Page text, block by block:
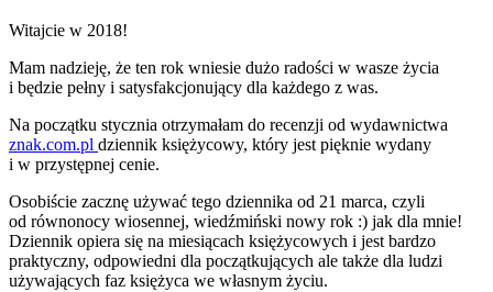
Witajcie w 2018!
Mam nadzieję, że ten rok wniesie dużo radości w wasze życia
i będzie pełny i satysfakcjonujący dla każdego z was.
Na początku stycznia otrzymałam do recenzji od wydawnictwa
znak.com.pl dziennik księżycowy, który jest pięknie wydany
i w przystępnej cenie.
Osobiście zacznę używać tego dziennika od 21 marca, czyli
od równonocy wiosennej, wiedźmiński nowy rok :) jak dla mnie!
Dziennik opiera się na miesiącach księżycowych i jest bardzo
praktyczny, odpowiedni dla początkujących ale także dla ludzi
używających faz księżyca we własnym życiu.